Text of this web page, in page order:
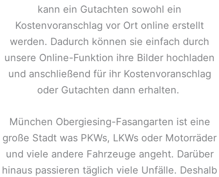
kann ein Gutachten sowohl ein
Kostenvoranschlag vor Ort online erstellt
werden. Dadurch können sie einfach durch
unsere Online-Funktion ihre Bilder hochladen
und anschließend für ihr Kostenvoranschlag
oder Gutachten dann erhalten.
München Obergiesing-Fasangarten ist eine
große Stadt was PKWs, LKWs oder Motorräder
und viele andere Fahrzeuge angeht. Darüber
hinaus passieren täglich viele Unfälle. Deshalb